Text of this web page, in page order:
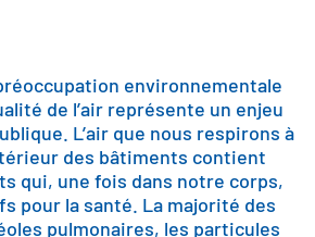
environnementale
de l’air représente un enjeu
L’air que nous respirons à
des bâtiments contient
qui, une fois dans notre corps,
pour la santé. La majorité des
pulmonaires, les particules